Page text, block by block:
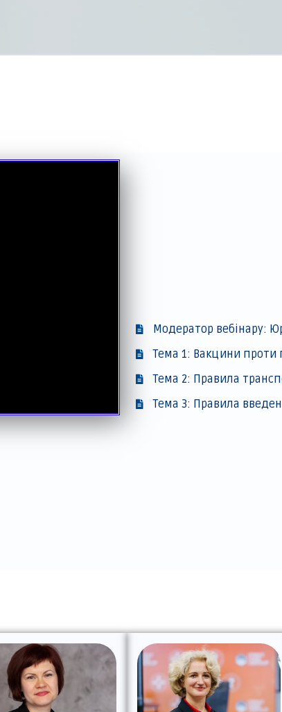
Модератор вебінару:
Тема 1: Вакцини проти
Тема 2: Правила
Тема 3: Правила